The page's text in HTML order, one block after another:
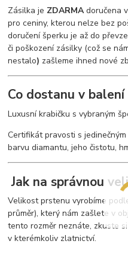
Zásilka je ZDARMAdoručena
pro ceniny, kterou nelze bez
doručení šperku je až do
či poškození zásilky (což se
nestalo) zašleme ihned nové
Co dostanu v balení
Luxusní krabičku s vybraným
Certifikát pravosti s
barvu diamantu, jeho čistotu,
Jak na správnou
Velikost prstenu vyrobíme
průměr), který nám zašlete v
tento rozměr neznáte, zkuste
v kterémkoliv zlatnictví.